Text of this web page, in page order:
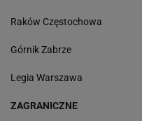
Raków Częstochowa
Górnik Zabrze
Legia Warszawa
ZAGRANICZNE